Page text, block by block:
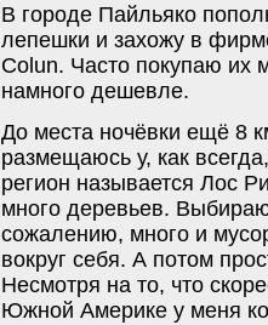
В городе Пайльяко
лепешки и захожу в
Colun. Часто покупаю их
намного дешевле.
До места ночёвки ещё 8
размещаюсь у, как
регион называется Лос
много деревьев.
сожалению, много и
вокруг себя. А потом
Несмотря на то, что
Южной Америке у меня